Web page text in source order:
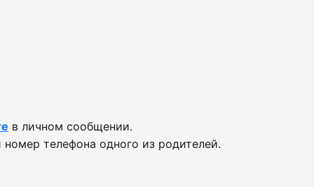
в личном сообщении.
телефона одного из родителей.